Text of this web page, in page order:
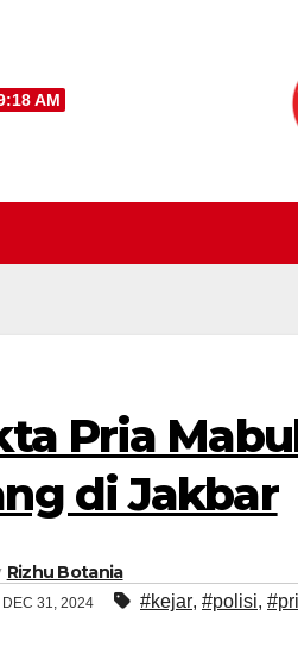
AM
Pria
di Jakbar
Rizhu Botania
DEC 31, 2024 #kejar, #polisi,